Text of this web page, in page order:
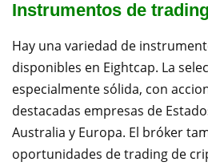
Instrumentos de
Hay una variedad de
disponibles en Eightcap. La
especialmente sólida, con
destacadas empresas de
Australia y Europa. El bróker
oportunidades de trading de